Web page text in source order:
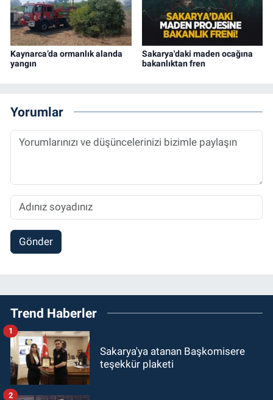
Kaynarca’da ormanlık alanda
yangın
Sakarya'daki maden ocağına
bakanlıktan fren
Yorumlar
Gönder
Trend Haberler
Sakarya'ya atanan Başkomisere
teşekkür plaketi
1
2